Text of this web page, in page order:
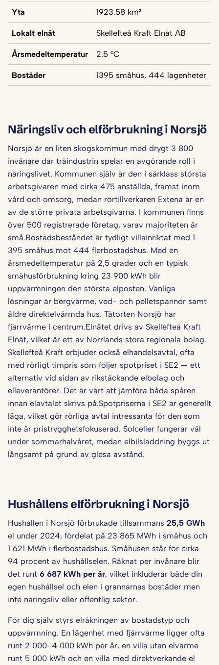
Yta 1923.58 km²
Lokalt elnät Skellefteå Kraft Elnät AB
Årsmedeltemperatur 2.5 °C
Bostäder 1395 småhus, 444 lägenheter
Näringsliv och elförbrukning i Norsjö
Norsjö är en liten skogskommun med drygt 3 800
invånare där träindustrin spelar en avgörande roll i
näringslivet. Kommunen själv är den i särklass största
arbetsgivaren med cirka 475 anställda, främst inom
vård och omsorg, medan rörtillverkaren Extena är en
av de större privata arbetsgivarna. I kommunen finns
över 500 registrerade företag, varav majoriteten är
små.Bostadsbeståndet är tydligt villainriktat med 1
395 småhus mot 444 flerbostadshus. Med en
årsmedeltemperatur på 2,5 grader och en typisk
småhusförbrukning kring 23 900 kWh blir
uppvärmningen den största elposten. Vanliga
lösningar är bergvärme, ved- och pelletspannor samt
äldre direktelvärmda hus. Tätorten Norsjö har
fjärrvärme i centrum.Elnätet drivs av Skellefteå Kraft
Elnät, vilket är ett av Norrlands stora regionala bolag.
Skellefteå Kraft erbjuder också elhandelsavtal, ofta
med rörligt timpris som följer spotpriset i SE2 — ett
alternativ vid sidan av rikstäckande elbolag och
elleverantörer. Det är värt att jämföra båda spåren
innan elavtalet skrivs på.Spotpriserna i SE2 är generellt
låga, vilket gör rörliga avtal intressanta för den som
inte är pristrygghetsfokuserad. Solceller fungerar väl
under sommarhalvåret, medan elbilsladdning byggs ut
långsamt på grund av glesa avstånd.
Hushållens elförbrukning i Norsjö
Hushållen i Norsjö förbrukade tillsammans 25,5 GWh
el under 2024, fördelat på 23 865 MWh i småhus och
1 621 MWh i flerbostadshus. Småhusen står för cirka
94 procent av hushållselen. Räknat per invånare blir
det runt 6 687 kWh per år, vilket inkluderar både din
egen hushållsel och elen i grannarnas bostäder men
inte näringsliv eller offentlig sektor.
För dig själv styrs elräkningen av bostadstyp och
uppvärmning. En lägenhet med fjärrvärme ligger ofta
runt 2 000–4 000 kWh per år, en villa utan elvärme
runt 5 000 kWh och en villa med direktverkande el